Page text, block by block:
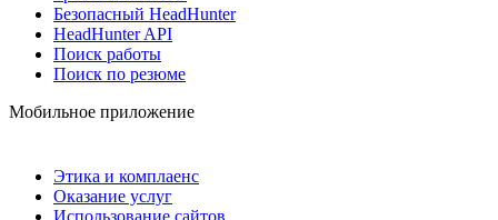
Безопасный HeadHunter
HeadHunter API
Поиск работы
Поиск по резюме
Мобильное приложение
Этика и комплаенс
Оказание услуг
Использование сайтов